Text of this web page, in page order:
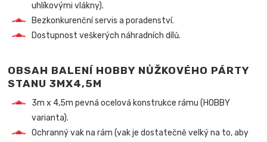
uhlíkovými vlákny).
Bezkonkurenční servis a poradenství.
Dostupnost veškerých náhradních dílů.
OBSAH BALENÍ HOBBY NŮŽKOVÉHO PÁRTY
STANU 3MX4,5M
3m x 4,5m pevná ocelová konstrukce rámu (HOBBY
varianta).
Ochranný vak na rám (vak je dostatečně velký na to, aby